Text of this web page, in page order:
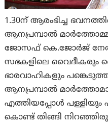
1.30ന് ആരംഭിച്ച
ആനപ്രമ്പാൽ
ജോസഫ് കെ.ജോർജ്
സഭകളിലെ
ഭാരവാഹികളും
ആനപ്രമ്പാൽ
എത്തിയപ്പോൾ പള്ളിയും
കൊണ്ട് തിങ്ങി